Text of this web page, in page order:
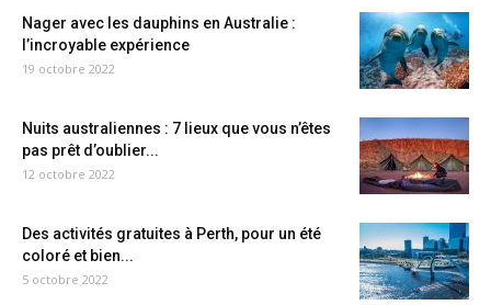
Nager avec les dauphins en Australie :
l’incroyable expérience
19 octobre 2022
Nuits australiennes : 7 lieux que vous n’êtes
pas prêt d’oublier...
12 octobre 2022
Des activités gratuites à Perth, pour un été
coloré et bien...
5 octobre 2022